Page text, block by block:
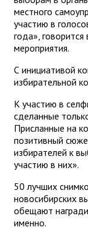
местного
участию в
года»,
мероприятия.
С инициативой
избирательной
К участию в
сделанные
Присланные на
позитивный
избирателей к
участию в них».
50 лучших
новосибирских
обещают
именно.